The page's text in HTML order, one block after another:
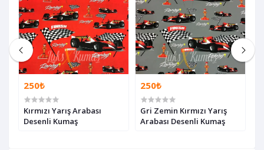
250₺
Kırmızı Yarış Arabası
Desenli Kumaş
250₺
Gri Zemin Kırmızı Yarış
Arabası Desenli Kumaş